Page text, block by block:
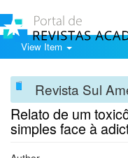
View Item
Revista Sul
Relato de um
simples face à